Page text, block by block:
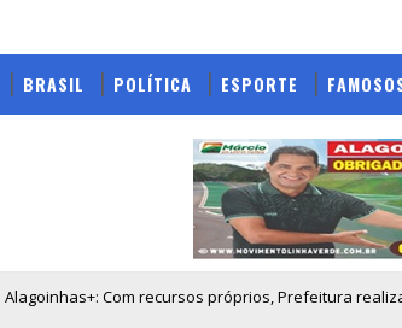
BRASIL POLÍTICA ESPORTE
Alagoinhas+: Com recursos próprios, Prefeitura